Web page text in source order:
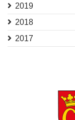
2019
2018
2017